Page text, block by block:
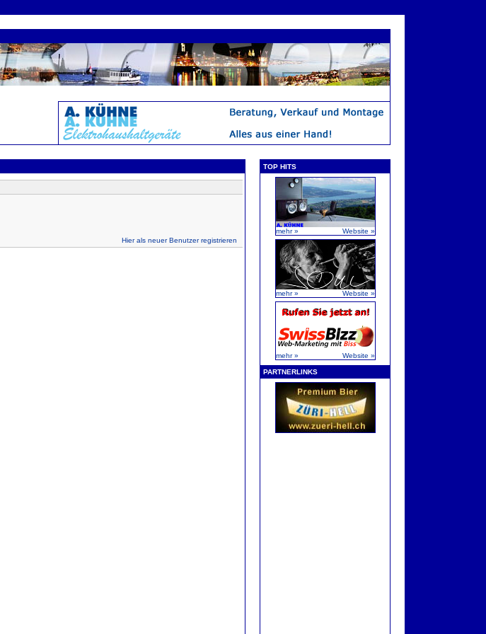
Hier als neuer Benutzer registrieren
TOP HITS
mehr » Website »
mehr » Website »
mehr » Website »
PARTNERLINKS